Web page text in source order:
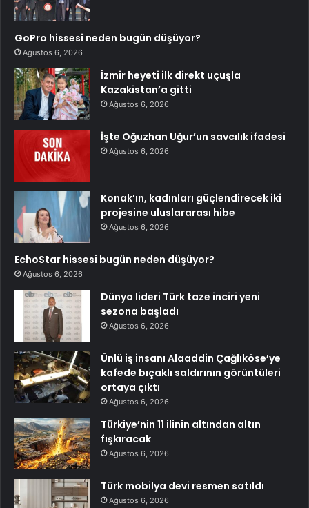
GoPro hissesi neden bugün düşüyor?
Ağustos 6, 2026
İzmir heyeti ilk direkt uçuşla
Kazakistan’a gitti
Ağustos 6, 2026
İşte Oğuzhan Uğur’un savcılık ifadesi
Ağustos 6, 2026
Konak’ın, kadınları güçlendirecek iki
projesine uluslararası hibe
Ağustos 6, 2026
EchoStar hissesi bugün neden düşüyor?
Ağustos 6, 2026
Dünya lideri Türk taze inciri yeni
sezona başladı
Ağustos 6, 2026
Ünlü iş insanı Alaaddin Çağlıköse’ye
kafede bıçaklı saldırının görüntüleri
ortaya çıktı
Ağustos 6, 2026
Türkiye’nin 11 ilinin altından altın
fışkıracak
Ağustos 6, 2026
Türk mobilya devi resmen satıldı
Ağustos 6, 2026